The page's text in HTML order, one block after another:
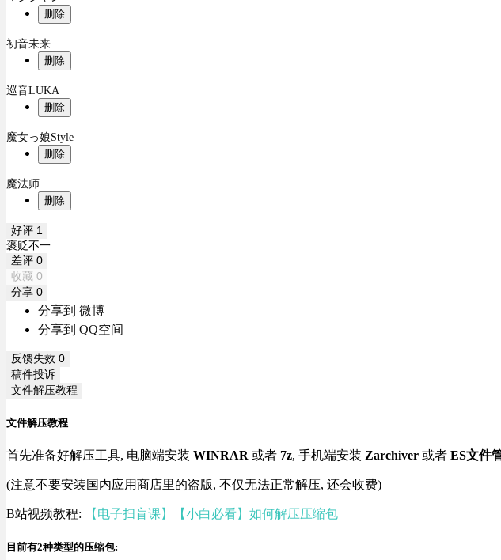
删除
初音未来
删除
巡音LUKA
删除
魔女っ娘Style
删除
魔法师
删除
好评 1
褒贬不一
差评 0
收藏 0
分享 0
分享到 微博
分享到 QQ空间
反馈失效 0
稿件投诉
文件解压教程
文件解压教程
首先准备好解压工具, 电脑端安装 WINRAR 或者 7z, 手机端安装 Zarchiver 或者 ES文件
(注意不要安装国内应用商店里的盗版, 不仅无法正常解压, 还会收费)
B站视频教程: 【电子扫盲课】【小白必看】如何解压压缩包
目前有2种类型的压缩包: